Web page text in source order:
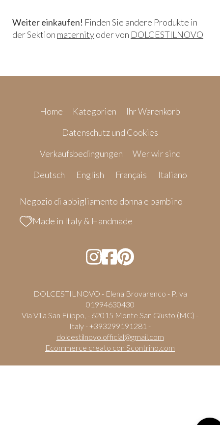
Weiter einkaufen! Finden Sie andere Produkte in
der Sektion maternityoder von DOLCESTILNOVO
Home Kategorien
Ihr Warenkorb
Datenschutz und Cookies
Verkaufsbedingungen
Wer wir sind
Deutsch
English Français Italiano
Negozio di abbigliamento donna e bambino
Made in Italy & Handmade
DOLCESTILNOVO - Elena Brovarenco - P.Iva
01994630430
Via Villa San Filippo, - 62015 Monte San Giusto (MC) -
Italy - +393299191281 -
dolcestilnovo.official@gmail.com
Ecommerce creato con Scontrino.com